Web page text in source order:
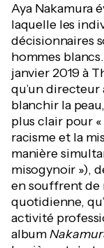
Aya Nakamura
laquelle les
décisionnaires
hommes
janvier 2019 à
qu’un directeur
blanchir la
plus clair pour
racisme et la
manière
misogynoir »),
en souffrent de
quotidienne,
activité
album